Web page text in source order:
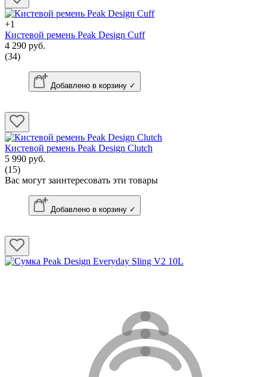
+1
Кистевой ремень Peak Design Cuff
4 290 руб.
(34)
Добавлено в корзину ✓
Кистевой ремень Peak Design Clutch
5 990 руб.
(15)
Вас могут заинтересовать эти товары
Добавлено в корзину ✓